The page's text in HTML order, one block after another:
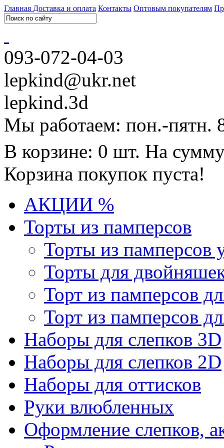
Главная Доставка и оплата Контакты Оптовым покупателям
093-072-04-03
lepkind@ukr.net
lepkind.3d
Мы работаем: пон.-пятн.
В корзине: 0 шт. На
Корзина покупок пуста!
АКЦИИ %
Торты из памперсов
Торты из памперсов
Торты для
Торт из памперсов
Торт из памперсов
Наборы для слепков 3D
Наборы для слепков 2D
Наборы для оттисков
Руки влюбленных
Оформление слепков,